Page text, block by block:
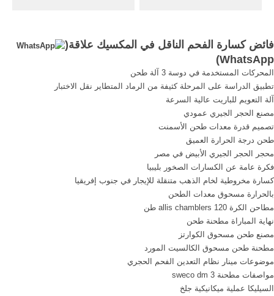
كسارة سلسلة الحزام الناقل,
... الة هذا هو محطم أكثر تقدما
وكفاءة . ... في التصميم من
الحزام الناقل في الاقتصاد
الفحم; كم هو .
فائض كسارة الفحم الناقل في المكسيك علاقة(
WhatsApp
)
المحركات المستخدمة في دوسة 3 آلة طحن
تطبيق الدراسة على المرحلة كثيفة من الرماد المتطاير نقل الاختبار
آلة التعويم للباريت عالية السرعة
مصنع الحجر الجيري عمودي
تصميم قدرة معدات طحن الأسمنت
طحن درجة الحرارة العميق
محجر الحجر الجيري الأبيض في مصر
فكرة عامة عن الكسارات الصخور بليبيا
كسارة مخروطية لخام الذهب متنقلة للإيجار في جنوب إفريقيا
بالحرارة مسحوق معدات الطحن
مطاحن الكرة allis chamblers 120 طن
نهاية المباراة مطحنة طحن
مصنع طحن مسحوق الكوارتز
مطحنة طحن مسحوق الكالسيت المورد
موضوعات مينار نظام التعدين الفحم الحجري
مواصفات مطحنة sweco dm 3
السيليكا عملية ميكانيكية جلخ